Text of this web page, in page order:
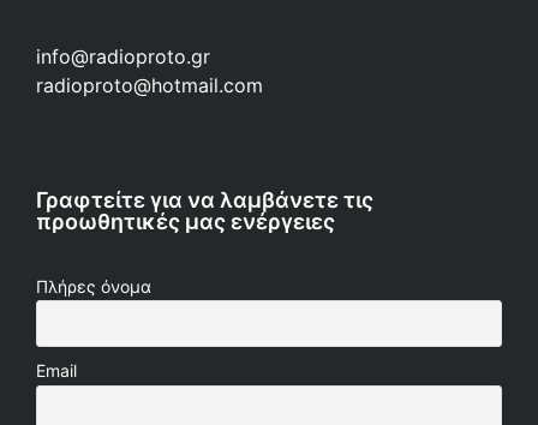
info@radioproto.gr
radioproto@hotmail.com
Γραφτείτε για να λαμβάνετε τις
προωθητικές μας ενέργειες
Πλήρες όνομα
Email